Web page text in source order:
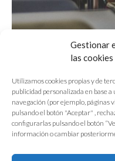
Gestionar
las cookies
Utilizamos cookies propias y de
publicidad personalizada en base
navegación (por ejemplo, páginas
pulsando el botón "Aceptar" ,
configurarlas pulsando el botón
información o cambiar
Reparaciones
Mateos. El Cuervo